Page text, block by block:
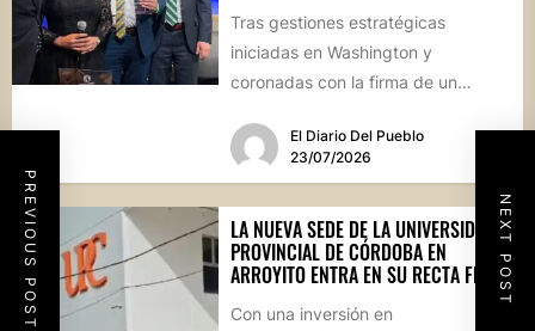
PREVIOUS POST NEXT POST
Tras gestiones estratégicas
iniciadas en Washington y
coronadas con la firma de un
departamento Río...
El Diario Del Pueblo
23/07/2026
LA NUEVA SEDE DE LA UNIVERSIDAD
PROVINCIAL DE CÓRDOBA EN
ARROYITO ENTRA EN SU RECTA FINAL
Con una inversión en